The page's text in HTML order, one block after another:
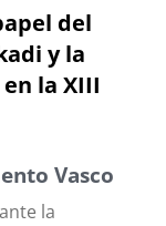
del
y la
la XIII
Vasco
la